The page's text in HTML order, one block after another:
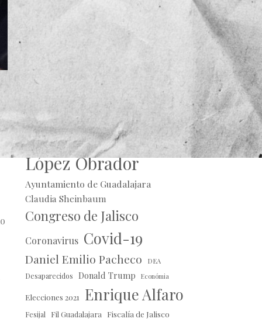
Alberto Uribe
Andrés Manuel
López Obrador
Ayuntamiento de Guadalajara
Claudia Sheinbaum
Congreso de Jalisco
Coronavirus Covid-19
Daniel Emilio Pacheco DEA
Desaparecidos Donald Trump Económia
Elecciones 2021 Enrique Alfaro
Fesijal Fil Guadalajara Fiscalía de Jalisco